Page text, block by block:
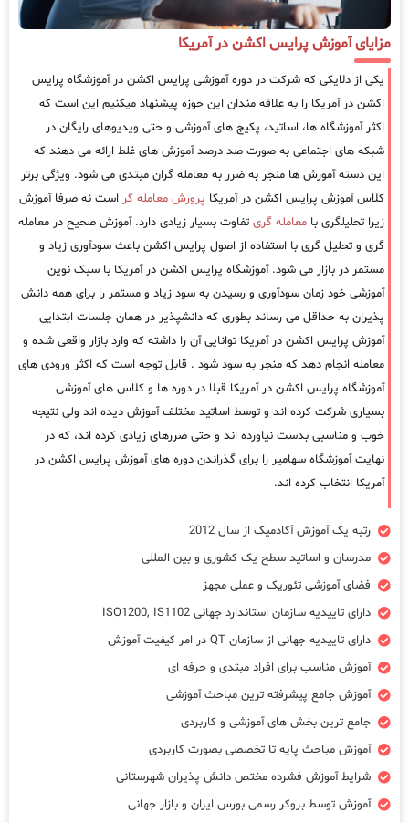
مزایای آموزش پرایس اکشن در آمریکا
یکی از دلایکی که شرکت در دوره آموزشی پرایس اکشن در آموزشگاه پرایس
اکشن در آمریکا را به علاقه مندان این حوزه پیشنهاد میکنیم این است که
اکثر آموزشگاه ها، اساتید، پکیج های آموزشی و حتی ویدیوهای رایگان در
شبکه های اجتماعی به صورت صد درصد آموزش های غلط ارائه می دهند که
این دسته آموزش ها منجر به ضرر به معامله گران مبتدی می شود. ویژگی برتر
کلاس آموزش پرایس اکشن در آمریکا پرورش معامله گر است نه صرفا آموزش
زیرا تحلیلگری با معامله گری تفاوت بسیار زیادی دارد. آموزش صحیح در معامله
گری و تحلیل گری با استفاده از اصول پرایس اکشن باعث سودآوری زیاد و
مستمر در بازار می شود. آموزشگاه پرایس اکشن در آمریکا با سبک نوین
آموزشی خود زمان سودآوری و رسیدن به سود زیاد و مستمر را برای همه دانش
پذیران به حداقل می رساند بطوری که دانشپذیر در همان جلسات ابتدایی
آموزش پرایس اکشن در آمریکا توانایی آن را داشته که وارد بازار واقعی شده و
معامله انجام دهد که منجر به سود شود . قابل توجه است که اکثر ورودی های
آموزشگاه پرایس اکشن در آمریکا قبلا در دوره ها و کلاس های آموزشی
بسیاری شرکت کرده اند و توسط اساتید مختلف آموزش دیده اند ولی نتیجه
خوب و مناسبی بدست نیاورده اند و حتی ضررهای زیادی کرده اند، که در
نهایت آموزشگاه سهامیر را برای گذراندن دوره های آموزش پرایس اکشن در
آمریکا انتخاب کرده اند.
رتبه یک آموزش آکادمیک از سال 2012
مدرسان و اساتید سطح یک کشوری و بین المللی
فضای آموزشی تئوریک و عملی مجهز
دارای تاییدیه سازمان استاندارد جهانی ISO1200, IS1102
دارای تاییدیه جهانی از سازمان QT در امر کیفیت آموزش
آموزش مناسب برای افراد مبتدی و حرفه ای
آموزش جامع پیشرفته ترین مباحث آموزشی
جامع ترین بخش های آموزشی و کاربردی
آموزش مباحث پایه تا تخصصی بصورت کاربردی
شرایط آموزش فشرده مختص دانش پذیران شهرستانی
آموزش توسط بروکر رسمی بورس ایران و بازار جهانی